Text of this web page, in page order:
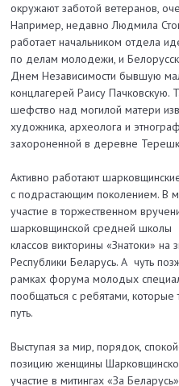
окружают заботой ветеранов,
Например, недавно Людмила
работает начальником отдела
по делам молодежи, и
Днем Независимости бывшую
концлагерей Раису Пачковскую.
шефство над могилой матери
художника, археолога и
захороненной в деревне
Активно работают
с подрастающим поколением. В
участие в торжественном
шарковщинской средней
классов викторины «Знатоки» на
Республики Беларусь. А чуть
рамках форума молодых
пообщаться с ребятами, которые
путь.
Выступая за мир, порядок,
позицию женщины
участие в митингах «За